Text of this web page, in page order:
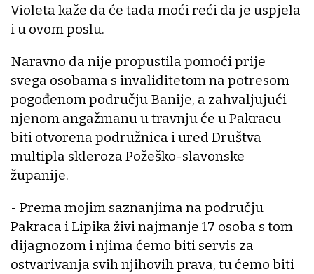
Violeta kaže da će tada moći reći da je uspjela
i u ovom poslu.
Naravno da nije propustila pomoći prije
svega osobama s invaliditetom na potresom
pogođenom području Banije, a zahvaljujući
njenom angažmanu u travnju će u Pakracu
biti otvorena podružnica i ured Društva
multipla skleroza Požeško-slavonske
županije.
- Prema mojim saznanjima na području
Pakraca i Lipika živi najmanje 17 osoba s tom
dijagnozom i njima ćemo biti servis za
ostvarivanja svih njihovih prava, tu ćemo biti